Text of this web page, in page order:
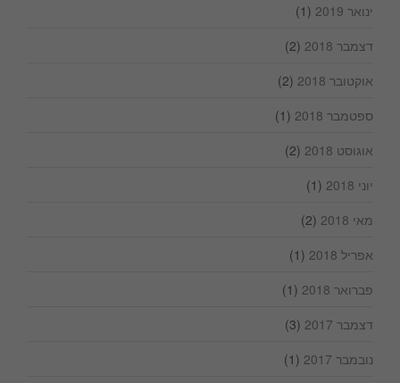
ינואר 2019
(1)
דצמבר 2018
(2)
אוקטובר 2018
(2)
ספטמבר 2018
(1)
אוגוסט 2018
(2)
יוני 2018
(1)
מאי 2018
(2)
אפריל 2018
(1)
פברואר 2018
(1)
דצמבר 2017
(3)
נובמבר 2017
(1)